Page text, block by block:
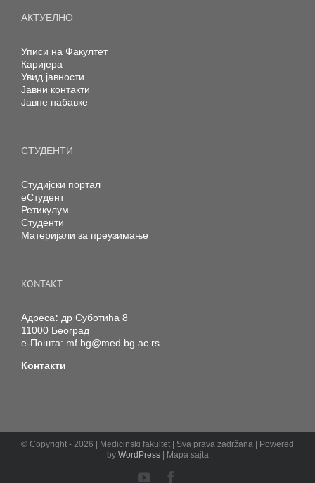
АКТУЕЛНО
Уписи на Факултет
Каријера
Увид јавности
Јавни контакти
Јавне набавке
СТУДЕНТИ
Студијски портал
еСтудент
Ретикулум
Студенти
Материјали за преузимање
KONTAKT
Адреса: др Суботића 8
11000 Београд
е-Пошта: mf.bg@med.bg.ac.rs
Контакти
© Copyright - 2026 | Medicinski fakultet | Sva prava zadržana | Powered
by WordPress| Mapa sajta
YouTube